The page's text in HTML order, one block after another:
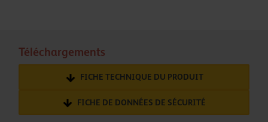
Téléchargements
FICHE TECHNIQUE DU PRODUIT
FICHE DE DONNÉES DE SÉCURITÉ